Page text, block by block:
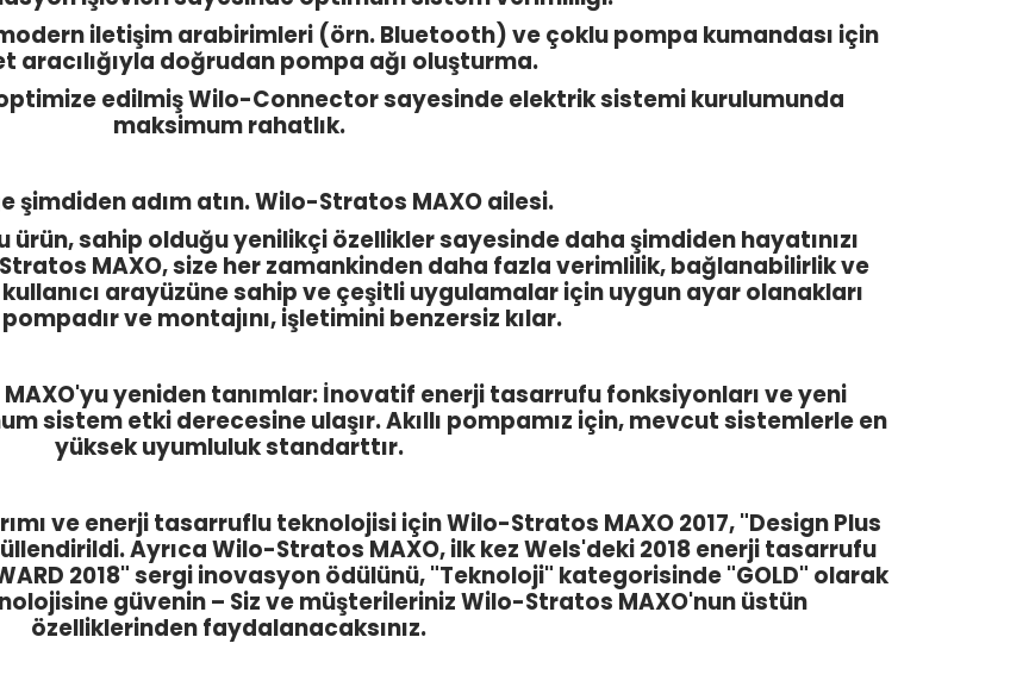
iletişim arabirimleri (örn. Bluetooth) ve çoklu pompa kumandası için
aracılığıyla doğrudan pompa ağı oluşturma.
edilmiş Wilo-Connector sayesinde elektrik sistemi kurulumunda
maksimum rahatlık.
şimdiden adım atın. Wilo-Stratos MAXO ailesi.
ürün, sahip olduğu yenilikçi özellikler sayesinde daha şimdiden hayatınızı
MAXO, size her zamankinden daha fazla verimlilik, bağlanabilirlik ve
arayüzüne sahip ve çeşitli uygulamalar için uygun ayar olanakları
ve montajını, işletimini benzersiz kılar.
yeniden tanımlar: İnovatif enerji tasarrufu fonksiyonları ve yeni
sistem etki derecesine ulaşır. Akıllı pompamız için, mevcut sistemlerle en
yüksek uyumluluk standarttır.
ve enerji tasarruflu teknolojisi için Wilo-Stratos MAXO 2017, "Design Plus
Ayrıca Wilo-Stratos MAXO, ilk kez Wels'deki 2018 enerji tasarrufu
2018" sergi inovasyon ödülünü, "Teknoloji" kategorisinde "GOLD" olarak
güvenin – Siz ve müşterileriniz Wilo-Stratos MAXO'nun üstün
özelliklerinden faydalanacaksınız.